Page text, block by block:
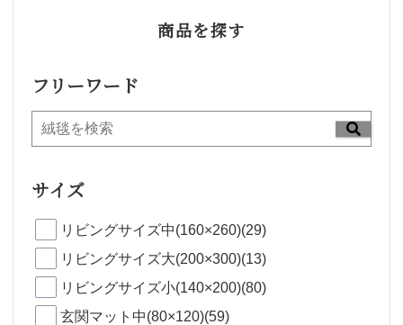
商品を探す
フリーワード
サイズ
リビングサイズ中(160×260)(29)
リビングサイズ大(200×300)(13)
リビングサイズ小(140×200)(80)
玄関マット中(80×120)(59)